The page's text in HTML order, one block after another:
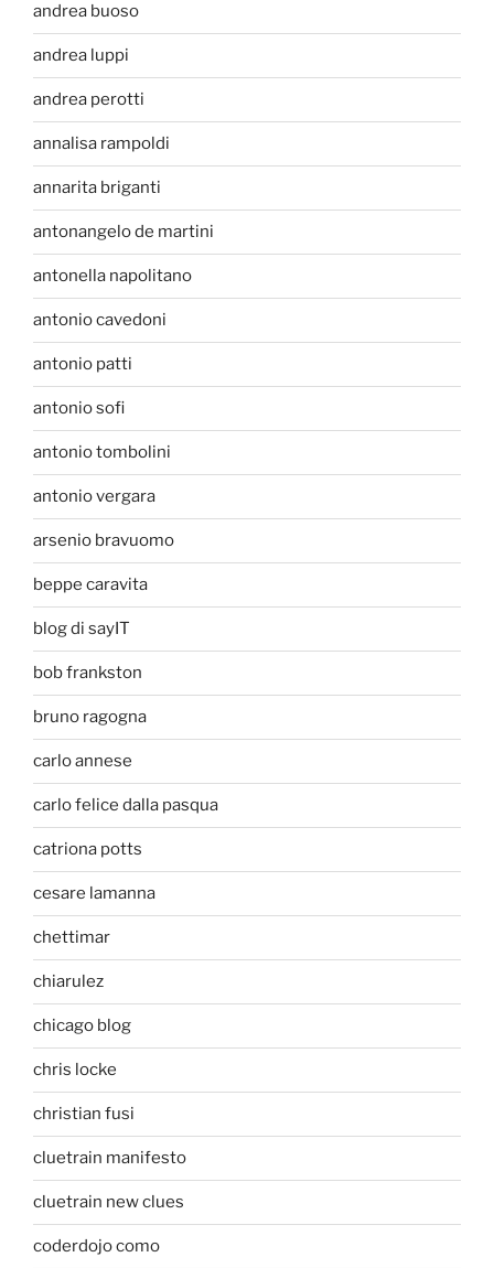
andrea buoso
andrea luppi
andrea perotti
annalisa rampoldi
annarita briganti
antonangelo de martini
antonella napolitano
antonio cavedoni
antonio patti
antonio sofi
antonio tombolini
antonio vergara
arsenio bravuomo
beppe caravita
blog di sayIT
bob frankston
bruno ragogna
carlo annese
carlo felice dalla pasqua
catriona potts
cesare lamanna
chettimar
chiarulez
chicago blog
chris locke
christian fusi
cluetrain manifesto
cluetrain new clues
coderdojo como